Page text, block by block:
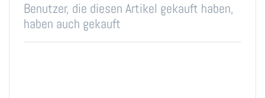
Benutzer, die diesen Artikel gekauft haben,
haben auch gekauft